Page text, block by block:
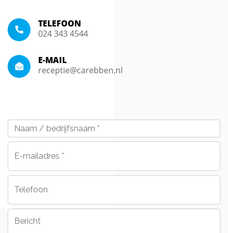
TELEFOON
024 343 4544
E-MAIL
receptie@carebben.nl
Naam
/
bedrijfsnaam *
mailadres *